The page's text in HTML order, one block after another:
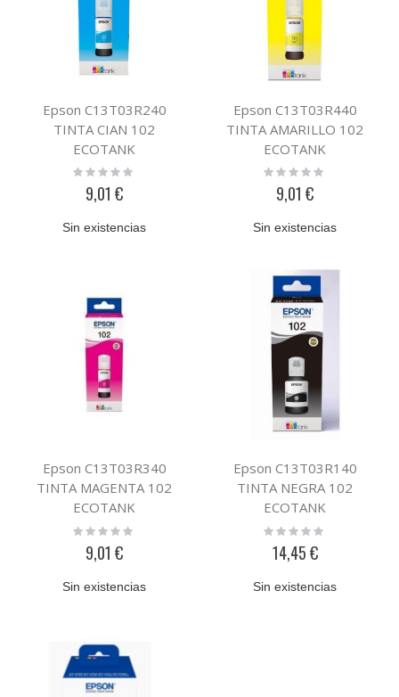
Epson C13T03R240
TINTA CIAN 102
ECOTANK
Rating:
9,01 €
Sin existencias
Epson C13T03R440
TINTA AMARILLO 102
ECOTANK
Rating:
9,01 €
Sin existencias
Epson C13T03R340
TINTA MAGENTA 102
ECOTANK
Rating:
9,01 €
Sin existencias
Epson C13T03R140
TINTA NEGRA 102
ECOTANK
Rating:
14,45 €
Sin existencias